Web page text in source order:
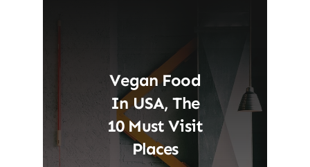
Vegan Food
In USA, The
10 Must Visit
Places